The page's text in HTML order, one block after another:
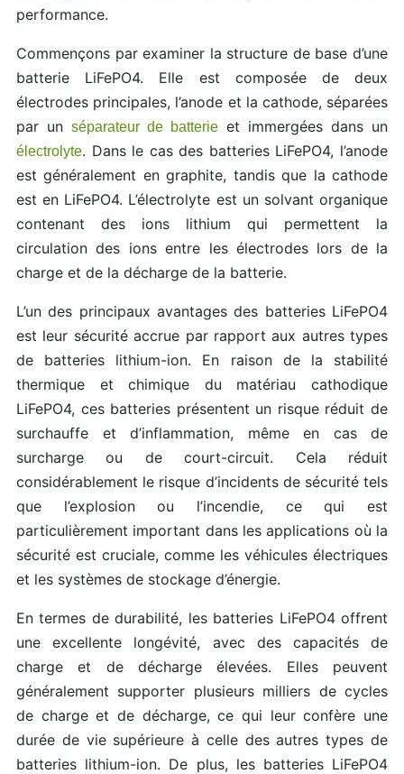
performance.
Commençons par examiner la structure de base d’une
batterie LiFePO4. Elle est composée de deux
électrodes principales, l’anode et la cathode, séparées
par un séparateur de batterie et immergées dans un
électrolyte. Dans le cas des batteries LiFePO4, l’anode
est généralement en graphite, tandis que la cathode
est en LiFePO4. L’électrolyte est un solvant organique
contenant des ions lithium qui permettent la
circulation des ions entre les électrodes lors de la
charge et de la décharge de la batterie.
L’un des principaux avantages des batteries LiFePO4
est leur sécurité accrue par rapport aux autres types
de batteries lithium-ion. En raison de la stabilité
thermique et chimique du matériau cathodique
LiFePO4, ces batteries présentent un risque réduit de
surchauffe et d’inflammation, même en cas de
surcharge ou de court-circuit. Cela réduit
considérablement le risque d’incidents de sécurité tels
que l’explosion ou l’incendie, ce qui est
particulièrement important dans les applications où la
sécurité est cruciale, comme les véhicules électriques
et les systèmes de stockage d’énergie.
En termes de durabilité, les batteries LiFePO4 offrent
une excellente longévité, avec des capacités de
charge et de décharge élevées. Elles peuvent
généralement supporter plusieurs milliers de cycles
de charge et de décharge, ce qui leur confère une
durée de vie supérieure à celle des autres types de
batteries lithium-ion. De plus, les batteries LiFePO4